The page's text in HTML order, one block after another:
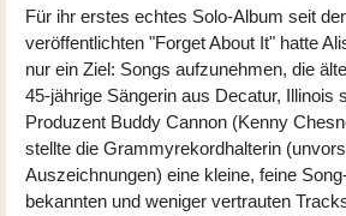
Für ihr erstes echtes Solo-Album seit
veröffentlichten "Forget About It" hatte
nur ein Ziel: Songs aufzunehmen, die
45-jährige Sängerin aus Decatur, Illinois
Produzent Buddy Cannon (Kenny
stellte die Grammyrekordhalterin
Auszeichnungen) eine kleine, feine
bekannten und weniger vertrauten